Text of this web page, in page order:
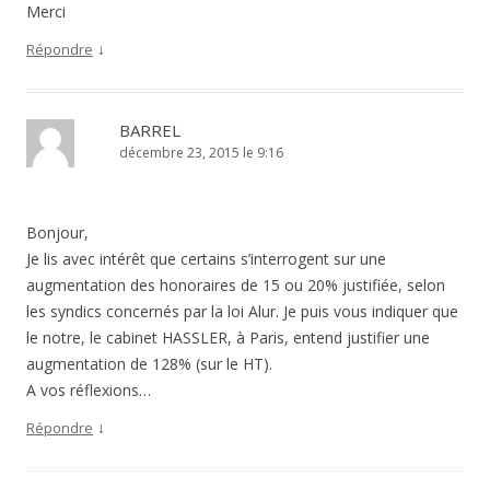
Merci
Répondre ↓
BARREL
décembre 23, 2015 le 9:16
Bonjour,
Je lis avec intérêt que certains s’interrogent sur une
augmentation des honoraires de 15 ou 20% justifiée, selon
les syndics concernés par la loi Alur. Je puis vous indiquer que
le notre, le cabinet HASSLER, à Paris, entend justifier une
augmentation de 128% (sur le HT).
A vos réflexions…
Répondre ↓